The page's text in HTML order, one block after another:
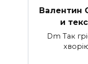
Валентин
и
Dm Так